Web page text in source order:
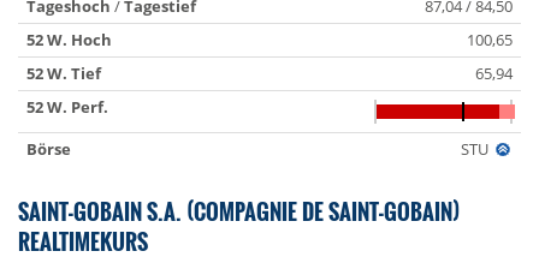
Tageshoch /Tagestief
87,04 / 84,50
52 W. Hoch
100,65
52 W. Tief
65,94
52 W. Perf.
Börse
STU
SAINT-GOBAIN S.A. (COMPAGNIE DE SAINT-GOBAIN)
REALTIMEKURS